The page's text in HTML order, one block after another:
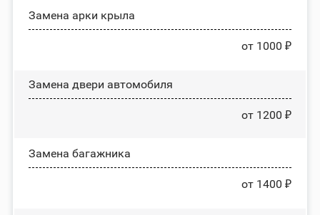
Замена арки крыла
от 1000 ₽
Замена двери автомобиля
от 1200 ₽
Замена багажника
от 1400 ₽